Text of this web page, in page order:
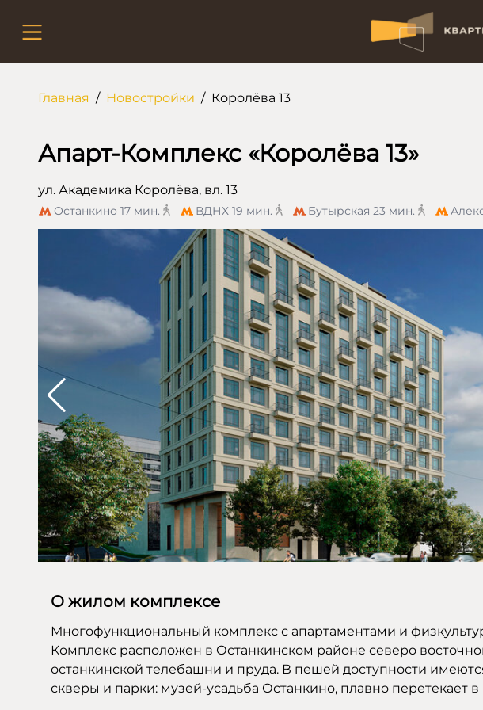
Главная / Новостройки / Королёва 13
Апарт-Комплекс «Королёва 13»
ул. Академика Королёва, вл. 13
Останкино 17 мин. ВДНХ 19 мин. Бутырская 23 мин.
О жилом комплексе
Многофункциональный комплекс с апартаментами и
Комплекс расположен в Останкинском районе северо
останкинской телебашни и пруда. В пешей доступности
скверы и парки: музей-усадьба Останкино, плавно перетекает